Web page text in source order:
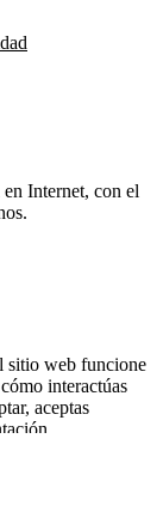
Internet, con el
sitio web funcione
interactúas
aceptas